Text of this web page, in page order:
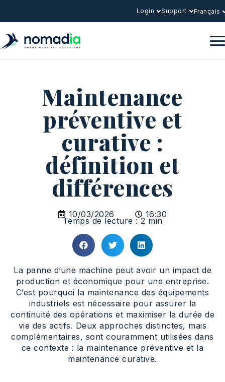
Login Support Français
Maintenance
préventive et
curative :
définition et
différences
10/03/2026 16:30
Temps de lecture : 2 min
La panne d’une machine peut avoir un impact de
production et économique pour une entreprise.
C’est pourquoi la maintenance des équipements
industriels est nécessaire pour assurer la
continuité des opérations et maximiser la durée de
vie des actifs. Deux approches distinctes, mais
complémentaires, sont couramment utilisées dans
ce contexte : la maintenance préventive et la
maintenance curative.